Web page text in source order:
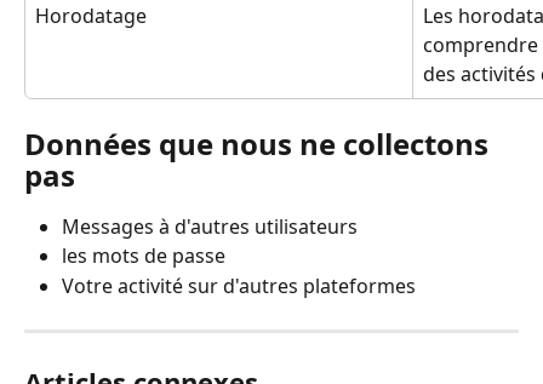
Horodatage
Les
comprendre
des
Données que nous ne collectons
pas
Messages à d'autres utilisateurs
les mots de passe
Votre activité sur d'autres plateformes